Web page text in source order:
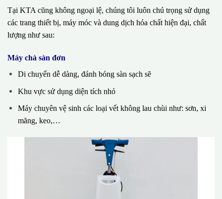
Tại KTA cũng không ngoại lệ, chúng tôi luôn chú trọng sử dụng
các trang thiết bị, máy móc và dung dịch hóa chất hiện đại, chất
lượng như sau:
Máy chà sàn đơn
Di chuyển dễ dàng, đánh bóng sàn sạch sẽ
Khu vực sử dụng diện tích nhỏ
Máy chuyên vệ sinh các loại vết không lau chùi như: sơn, xi
măng, keo,…